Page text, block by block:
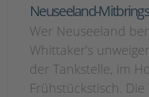
Neuseeland-
Wer Neuseeland
Whittaker’s
der Tankstelle, im
Frühstückstisch. Die